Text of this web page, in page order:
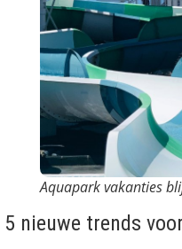
Aquapark vakanties
5 nieuwe trends